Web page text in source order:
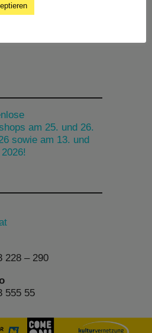
am 25. und 26.
sowie am 13. und
228 – 290
555 55